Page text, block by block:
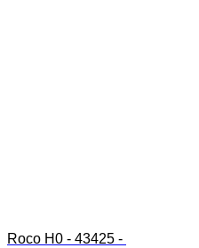
Roco H0 - 43425 -